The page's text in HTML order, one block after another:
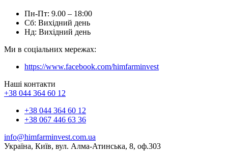
Пн-Пт: 9.00 – 18:00
Сб: Вихідний день
Нд: Вихідний день
Ми в соціальних мережах:
https://www.facebook.com/himfarminvest
Наші контакти
+38 044 364 60 12
+38 044 364 60 12
+38 067 446 63 36
info@himfarminvest.com.ua
Україна, Київ, вул. Алма-Атинська, 8, оф.303